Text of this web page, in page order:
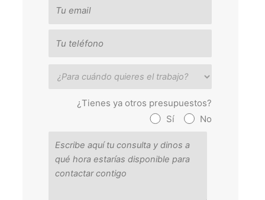
¿Tienes ya otros presupuestos?
Sí
No